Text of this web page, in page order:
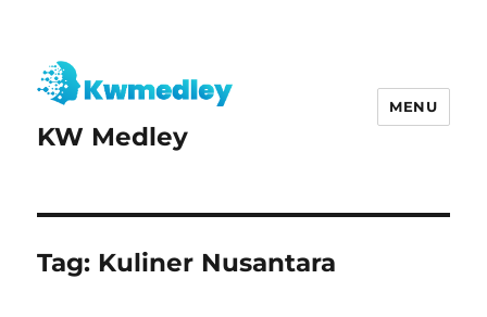
KW Medley
MENU
Tag: Kuliner Nusantara